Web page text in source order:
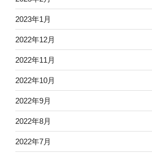
2023年1月
2022年12月
2022年11月
2022年10月
2022年9月
2022年8月
2022年7月